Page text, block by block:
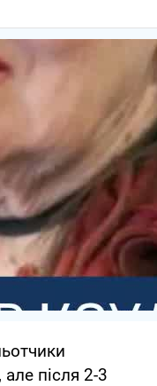
після 2-3